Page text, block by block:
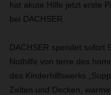
hat akute Hilfe jetzt erste
bei DACHSER.
DACHSER spendet sofort
Nothilfe von terre des
des Kinderhilfswerks
Zelten und Decken,